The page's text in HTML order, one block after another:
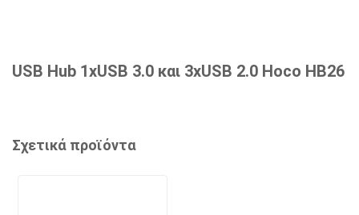
USB Hub 1xUSB 3.0 και 3xUSB 2.0 Hoco HB26
Σχετικά προϊόντα